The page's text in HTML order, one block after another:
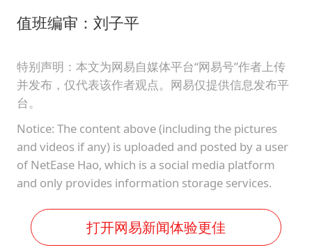
值班编审：刘子平
特别声明：本文为网易自媒体平台“网易号”作者上传
并发布，仅代表该作者观点。网易仅提供信息发布平
台。
Notice: The content above (including the pictures
and videos if any) is uploaded and posted by a user
of NetEase Hao, which is a social media platform
and only provides information storage services.
打开网易新闻体验更佳